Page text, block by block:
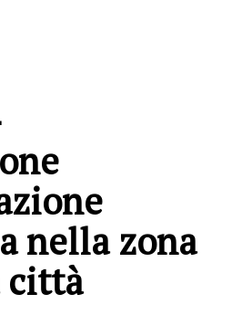
nella zona
città